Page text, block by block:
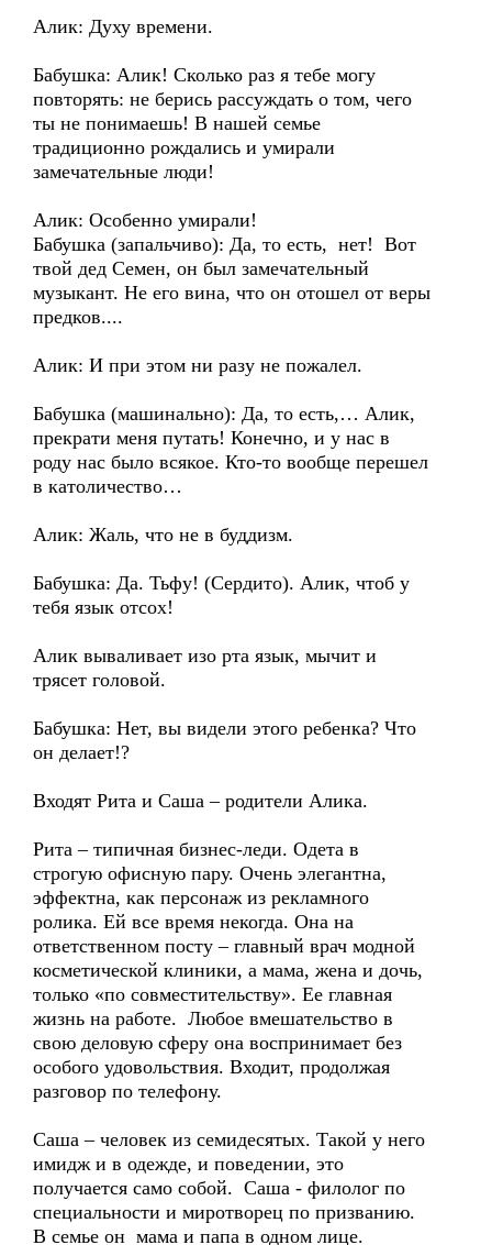
Алик: Духу времени.
Бабушка: Алик! Сколько раз я тебе могу
повторять: не берись рассуждать о том, чего
ты не понимаешь! В нашей семье
традиционно рождались и умирали
замечательные люди!
Алик: Особенно умирали!
Бабушка (запальчиво): Да, то есть, нет! Вот
твой дед Семен, он был замечательный
музыкант. Не его вина, что он отошел от веры
предков....
Алик: И при этом ни разу не пожалел.
Бабушка (машинально): Да, то есть,… Алик,
прекрати меня путать! Конечно, и у нас в
роду нас было всякое. Кто-то вообще перешел
в католичество…
Алик: Жаль, что не в буддизм.
Бабушка: Да. Тьфу! (Сердито). Алик, чтоб у
тебя язык отсох!
Алик вываливает изо рта язык, мычит и
трясет головой.
Бабушка: Нет, вы видели этого ребенка? Что
он делает!?
Входят Рита и Саша – родители Алика.
Рита – типичная бизнес-леди. Одета в
строгую офисную пару. Очень элегантна,
эффектна, как персонаж из рекламного
ролика. Ей все время некогда. Она на
ответственном посту – главный врач модной
косметической клиники, а мама, жена и дочь,
только «по совместительству». Ее главная
жизнь на работе. Любое вмешательство в
свою деловую сферу она воспринимает без
особого удовольствия. Входит, продолжая
разговор по телефону.
Саша – человек из семидесятых. Такой у него
имидж и в одежде, и поведении, это
получается само собой. Саша - филолог по
специальности и миротворец по призванию.
В семье он мама и папа в одном лице.